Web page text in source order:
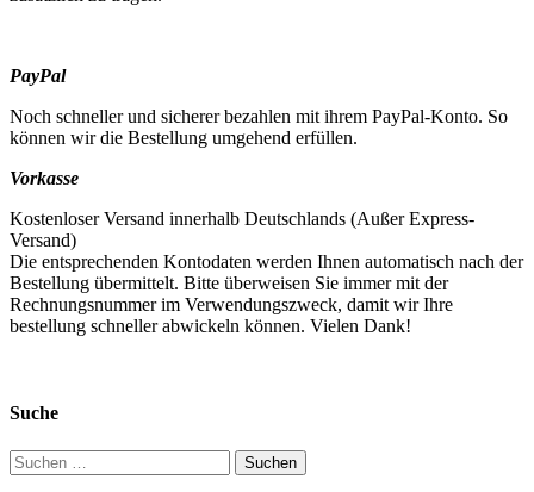
PayPal
Noch schneller und sicherer bezahlen mit ihrem PayPal-Konto. So
können wir die Bestellung umgehend erfüllen.
Vorkasse
Kostenloser Versand innerhalb Deutschlands (Außer Express-
Versand)
Die entsprechenden Kontodaten werden Ihnen automatisch nach der
Bestellung übermittelt. Bitte überweisen Sie immer mit der
Rechnungsnummer im Verwendungszweck, damit wir Ihre
bestellung schneller abwickeln können. Vielen Dank!
Suche
Suchen
nach: